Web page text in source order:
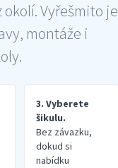
Vyřešmito je
montáže i
3. Vyberete
šikulu.
Bez závazku,
dokud si
nabídku